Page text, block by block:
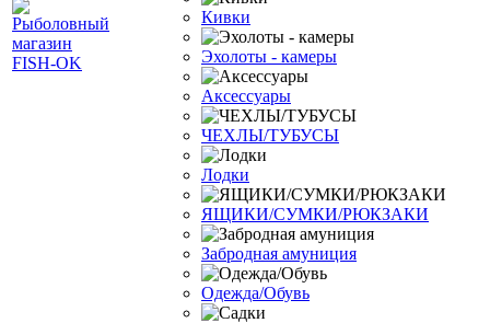
Кивки
Эхолоты - камеры
Аксессуары
ЧЕХЛЫ/ТУБУСЫ
Лодки
ЯЩИКИ/СУМКИ/РЮКЗАКИ
Забродная амуниция
Одежда/Обувь